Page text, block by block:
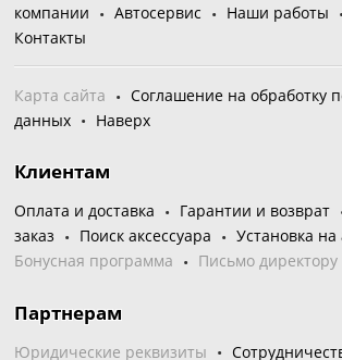
компании
Автосервис Наши работы
Контакты
Карта сайта
Соглашение на обработку
данных
Наверх
Клиентам
Оплата и доставка Гарантии и возврат
заказ
Поиск аксессуара
Установка на
Бонусная программа
Письмо директору
Партнерам
Юридические реквизиты